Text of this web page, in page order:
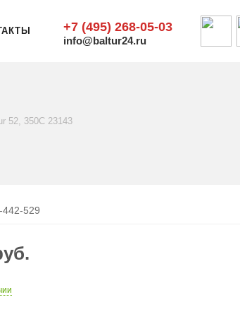
+7 (495) 268-05-03
info@baltur24.ru
52, 350С 23143
442-529